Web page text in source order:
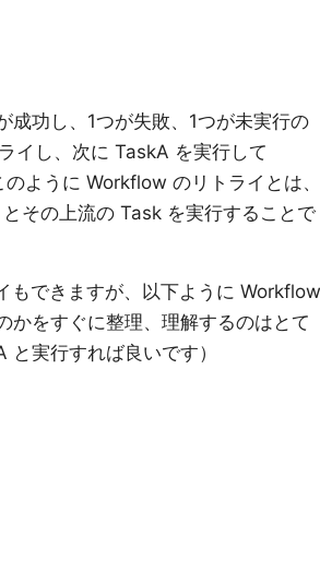
功し、1つが失敗、1つが未実行の
イし、次に TaskA を実行して
ように Workflow のリトライとは、
その上流の Task を実行することで
もできますが、以下ように Workflow
かをすぐに整理、理解するのはとて
実行すれば良いです）